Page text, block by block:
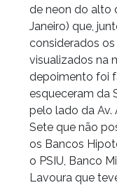
de neon do alto
Janeiro) que,
considerados os
visualizados na
depoimento foi
esqueceram da
pelo lado da Av.
Sete que não
os Bancos
o PSIU, Banco
Lavoura que